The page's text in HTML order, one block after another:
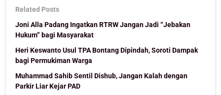
Related Posts
Joni Alla Padang Ingatkan RTRW Jangan Jadi “Jebakan
Hukum” bagi Masyarakat
Heri Keswanto Usul TPA Bontang Dipindah, Soroti Dampak
bagi Permukiman Warga
Muhammad Sahib Sentil Dishub, Jangan Kalah dengan
Parkir Liar Kejar PAD